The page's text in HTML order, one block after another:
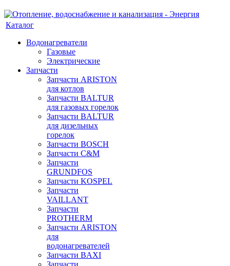
Каталог
Водонагреватели
Газовые
Электрические
Запчасти
Запчасти ARISTON
для котлов
Запчасти BALTUR
для газовых горелок
Запчасти BALTUR
для дизельных
горелок
Запчасти BOSCH
Запчасти C&M
Запчасти
GRUNDFOS
Запчасти KOSPEL
Запчасти
VAILLANT
Запчасти
PROTHERM
Запчасти ARISTON
для
водонагревателей
Запчасти BAXI
Запчасти